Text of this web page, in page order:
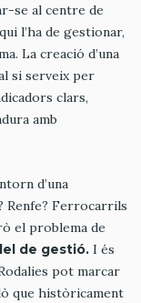
se al centre de
l’ha de gestionar,
La creació d’una
si serveix per
clars,
amb
d’una
Renfe? Ferrocarrils
el problema de
de gestió. I és
pot marcar
que històricament